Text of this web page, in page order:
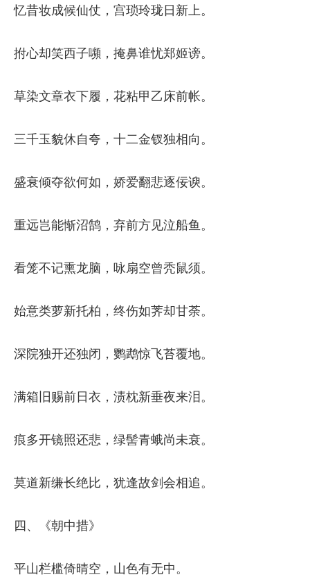
忆昔妆成候仙仗，宫琐玲珑日新上。
拊心却笑西子嚬，掩鼻谁忧郑姬谤。
草染文章衣下履，花粘甲乙床前帐。
三千玉貌休自夸，十二金钗独相向。
盛衰倾夺欲何如，娇爱翻悲逐佞谀。
重远岂能惭沼鹄，弃前方见泣船鱼。
看笼不记熏龙脑，咏扇空曾秃鼠须。
始意类萝新托柏，终伤如荠却甘荼。
深院独开还独闭，鹦鹉惊飞苔覆地。
满箱旧赐前日衣，渍枕新垂夜来泪。
痕多开镜照还悲，绿髻青蛾尚未衰。
莫道新缣长绝比，犹逢故剑会相追。
四、《朝中措》
平山栏槛倚晴空，山色有无中。